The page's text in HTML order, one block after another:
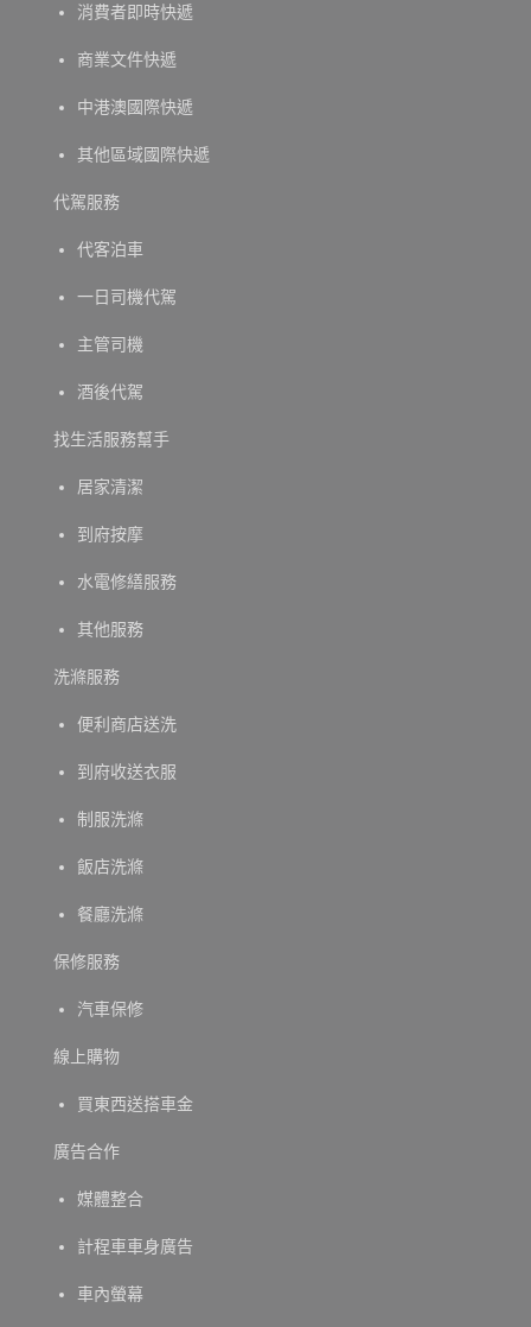
消費者即時快遞
商業文件快遞
中港澳國際快遞
其他區域國際快遞
代駕服務
代客泊車
一日司機代駕
主管司機
酒後代駕
找生活服務幫手
居家清潔
到府按摩
水電修繕服務
其他服務
洗滌服務
便利商店送洗
到府收送衣服
制服洗滌
飯店洗滌
餐廳洗滌
保修服務
汽車保修
線上購物
買東西送搭車金
廣告合作
媒體整合
計程車車身廣告
車內螢幕